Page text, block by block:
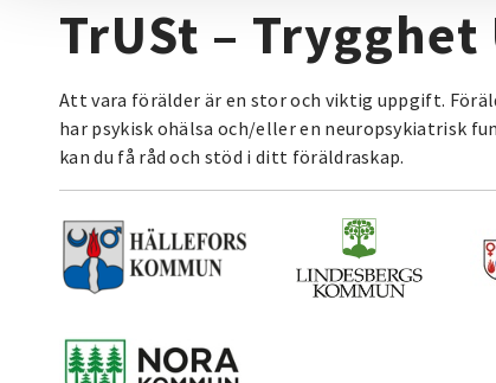
TrUSt – Trygghet
Att vara förälder är en stor och viktig uppgift.
har psykisk ohälsa och/eller en neuropsykiatrisk
kan du få råd och stöd i ditt föräldraskap.